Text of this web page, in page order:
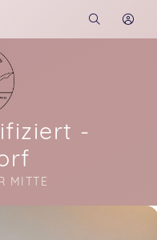
-
MITTE
here...